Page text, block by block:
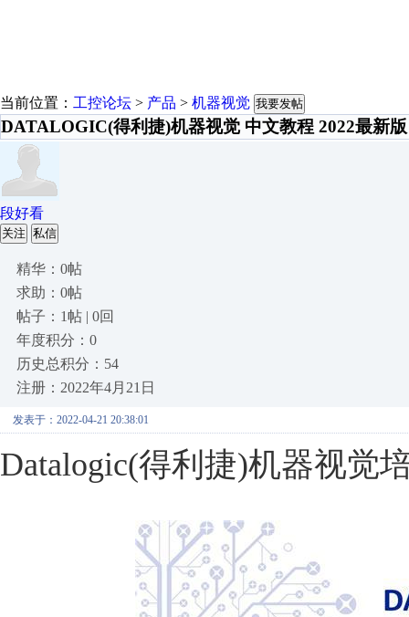
当前位置： 工控论坛 > 产品 > 机器视觉 我要发帖
DATALOGIC(得利捷)机器视觉 中文教程 2022最新版
段好看
关注 私信
精华：0帖
求助：0帖
帖子：1帖 | 0回
年度积分：0
历史总积分：54
注册：2022年4月21日
发表于：2022-04-21 20:38:01
Datalogic(得利捷)机器视觉